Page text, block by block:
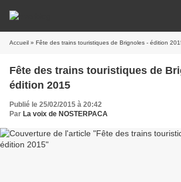
Accueil » Fête des trains touristiques de Brignoles - édition
Fête des trains touristiques de
édition 2015
Publié le 25/02/2015 à 20:42
Par La voix de NOSTERPACA